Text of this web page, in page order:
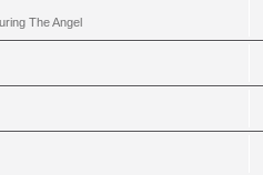
The Angel